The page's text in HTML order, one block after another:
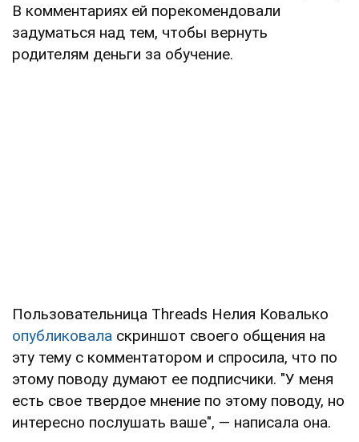
В комментариях ей порекомендовали
задуматься над тем, чтобы вернуть
родителям деньги за обучение.
Пользовательница Threads Нелия Ковалько
опубликовала скриншот своего общения на
эту тему с комментатором и спросила, что по
этому поводу думают ее подписчики. "У меня
есть свое твердое мнение по этому поводу, но
интересно послушать ваше", — написала она.